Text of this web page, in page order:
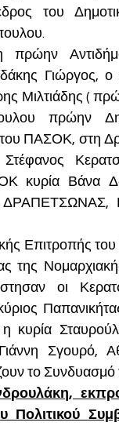
του
πρώην
Γιώργος, ο
Μιλτιάδης (
πρώην
του ΠΑΣΟΚ, στη
κυρία Βάνα
Επιτροπής
της
οι
Σγουρό,
το
Πολιτικού